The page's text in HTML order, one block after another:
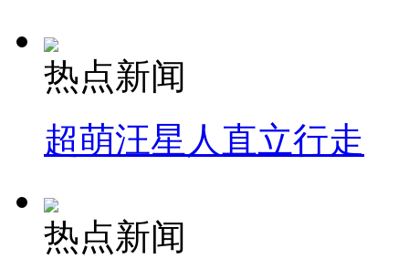
热点新闻
超萌汪星人直立行走
热点新闻